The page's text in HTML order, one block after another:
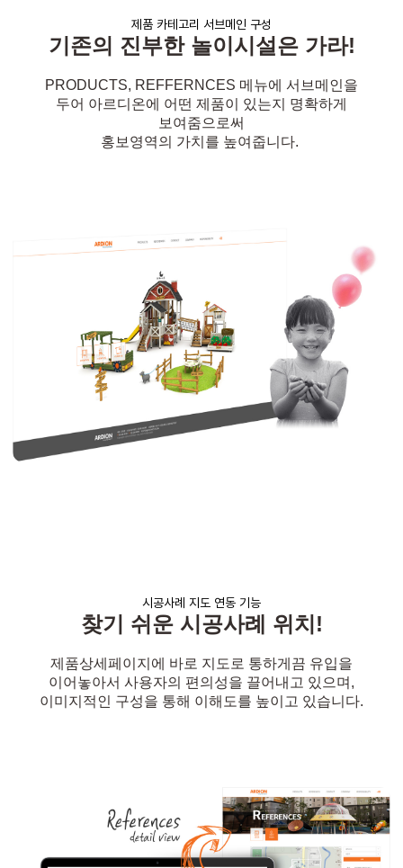
제품 카테고리 서브메인 구성
기존의 진부한 놀이시설은 가라!
PRODUCTS, REFFERNCES 메뉴에 서브메인을
두어 아르디온에 어떤 제품이 있는지 명확하게
보여줌으로써
홍보영역의 가치를 높여줍니다.
시공사례 지도 연동 기능
찾기 쉬운 시공사례 위치!
제품상세페이지에 바로 지도로 통하게끔 유입을
이어놓아서 사용자의 편의성을 끌어내고 있으며,
이미지적인 구성을 통해 이해도를 높이고 있습니다.